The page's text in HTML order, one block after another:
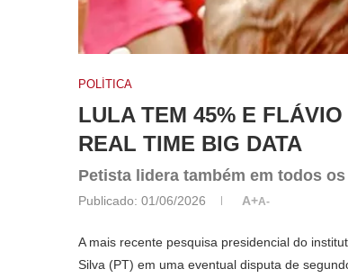
POLÍTICA
LULA TEM 45% E
REAL TIME BIG DATA
Petista lidera também em todos
Publicado: 01/06/2026 A+A-
A mais recente pesquisa presidencial do
Silva (PT) em uma eventual disputa de